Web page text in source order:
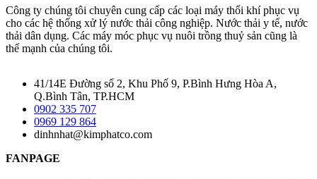
Công ty chúng tôi chuyên cung cấp các loại máy thổi khí phục vụ
cho các hệ thống xử lý nước thải công nghiệp. Nước thải y tế, nước
thải dân dụng. Các máy móc phục vụ nuôi trồng thuỷ sản cũng là
thế mạnh của chúng tôi.
41/14E Đường số 2, Khu Phố 9, P.Bình Hưng Hòa A,
Q.Bình Tân, TP.HCM
0902 335 707
0969 129 864
dinhnhat@kimphatco.com
FANPAGE